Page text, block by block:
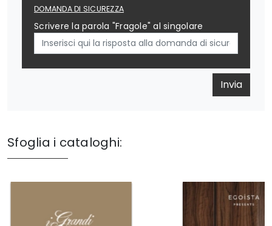
DOMANDA DI SICUREZZA
Scrivere la parola "Fragole" al singolare
Invia
Sfoglia i cataloghi: